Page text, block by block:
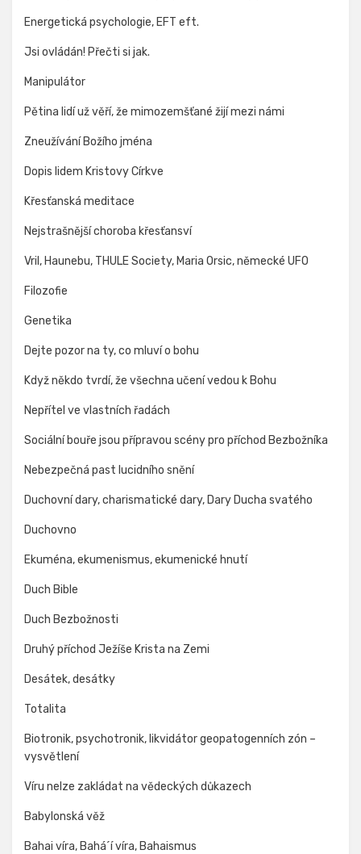
Energetická psychologie, EFT eft.
Jsi ovládán! Přečti si jak.
Manipulátor
Pětina lidí už věří, že mimozemšťané žijí mezi námi
Zneužívání Božího jména
Dopis lidem Kristovy Církve
Křesťanská meditace
Nejstrašnější choroba křesťansví
Vril, Haunebu, THULE Society, Maria Orsic, německé UFO
Filozofie
Genetika
Dejte pozor na ty, co mluví o bohu
Když někdo tvrdí, že všechna učení vedou k Bohu
Nepřítel ve vlastních řadách
Sociální bouře jsou přípravou scény pro příchod Bezbožníka
Nebezpečná past lucidního snění
Duchovní dary, charismatické dary, Dary Ducha svatého
Duchovno
Ekuména, ekumenismus, ekumenické hnutí
Duch Bible
Duch Bezbožnosti
Druhý příchod Ježíše Krista na Zemi
Desátek, desátky
Totalita
Biotronik, psychotronik, likvidátor geopatogenních zón –
vysvětlení
Víru nelze zakládat na vědeckých důkazech
Babylonská věž
Bahai víra, Bahá´í víra, Bahaismus